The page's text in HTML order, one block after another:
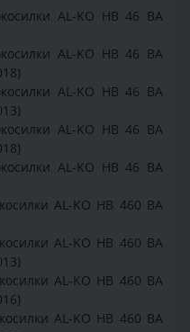
AL-KO HB 46 BA
AL-KO HB 46 BA
AL-KO HB 46 BA
AL-KO HB 46 BA
AL-KO HB 46 BA
AL-KO HB 460 BA
AL-KO HB 460 BA
AL-KO HB 460 BA
AL-KO HB 460 BA